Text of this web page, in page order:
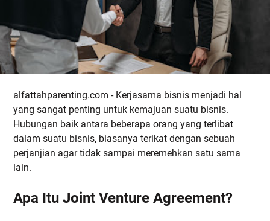
alfattahparenting.com - Kerjasama bisnis menjadi hal
yang sangat penting untuk kemajuan suatu bisnis.
Hubungan baik antara beberapa orang yang terlibat
dalam suatu bisnis, biasanya terikat dengan sebuah
perjanjian agar tidak sampai meremehkan satu sama
lain.
Apa Itu Joint Venture Agreement?